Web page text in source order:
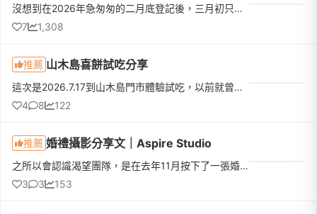
沒想到在2026年急匆匆的二月底登記後，三月初只看了五間就找到我的命定婚紗❤️❤️❤️從網站照片就被排版及攝影風格深深吸引❤️預約後進門市就遇到天使業務Ellie🥰整個超級親切且很熱情的跟我們介紹店內禮服及老師拍照風格...
7
1,308
推薦 山木島喜餅試吃分享
這次是2026.7.17到山木島門市體驗試吃，以前就曾經收過他們家的喜餅，連什麼時候收到、誰送的、好不好吃都忘了，但還是記得這家餅很漂亮（那個花！顏控無誤）所以就排進了試吃名單！先給大家看一下口味：試吃體驗和...
4
8 122
推薦 婚禮攝影分享文｜Aspire Studio
之所以會認識渴望團隊，是在去年11月按下了一張婚禮合照的儲存鍵，那是一張有光影層次的黑白色系列照，也剛好是在我預定的婚禮場地，當時很興奮地跟另一半說這就是我心目中婚禮的樣子！！！婚禮籌備期間，每一家廠商...
3
3 153